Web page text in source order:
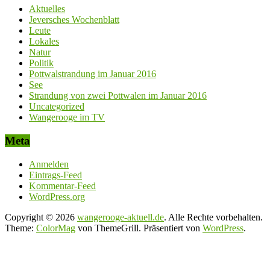
Aktuelles
Jeversches Wochenblatt
Leute
Lokales
Natur
Politik
Pottwalstrandung im Januar 2016
See
Strandung von zwei Pottwalen im Januar 2016
Uncategorized
Wangerooge im TV
Meta
Anmelden
Eintrags-Feed
Kommentar-Feed
WordPress.org
Copyright © 2026 wangerooge-aktuell.de. Alle Rechte vorbehalten.
Theme: ColorMag von ThemeGrill. Präsentiert von WordPress.